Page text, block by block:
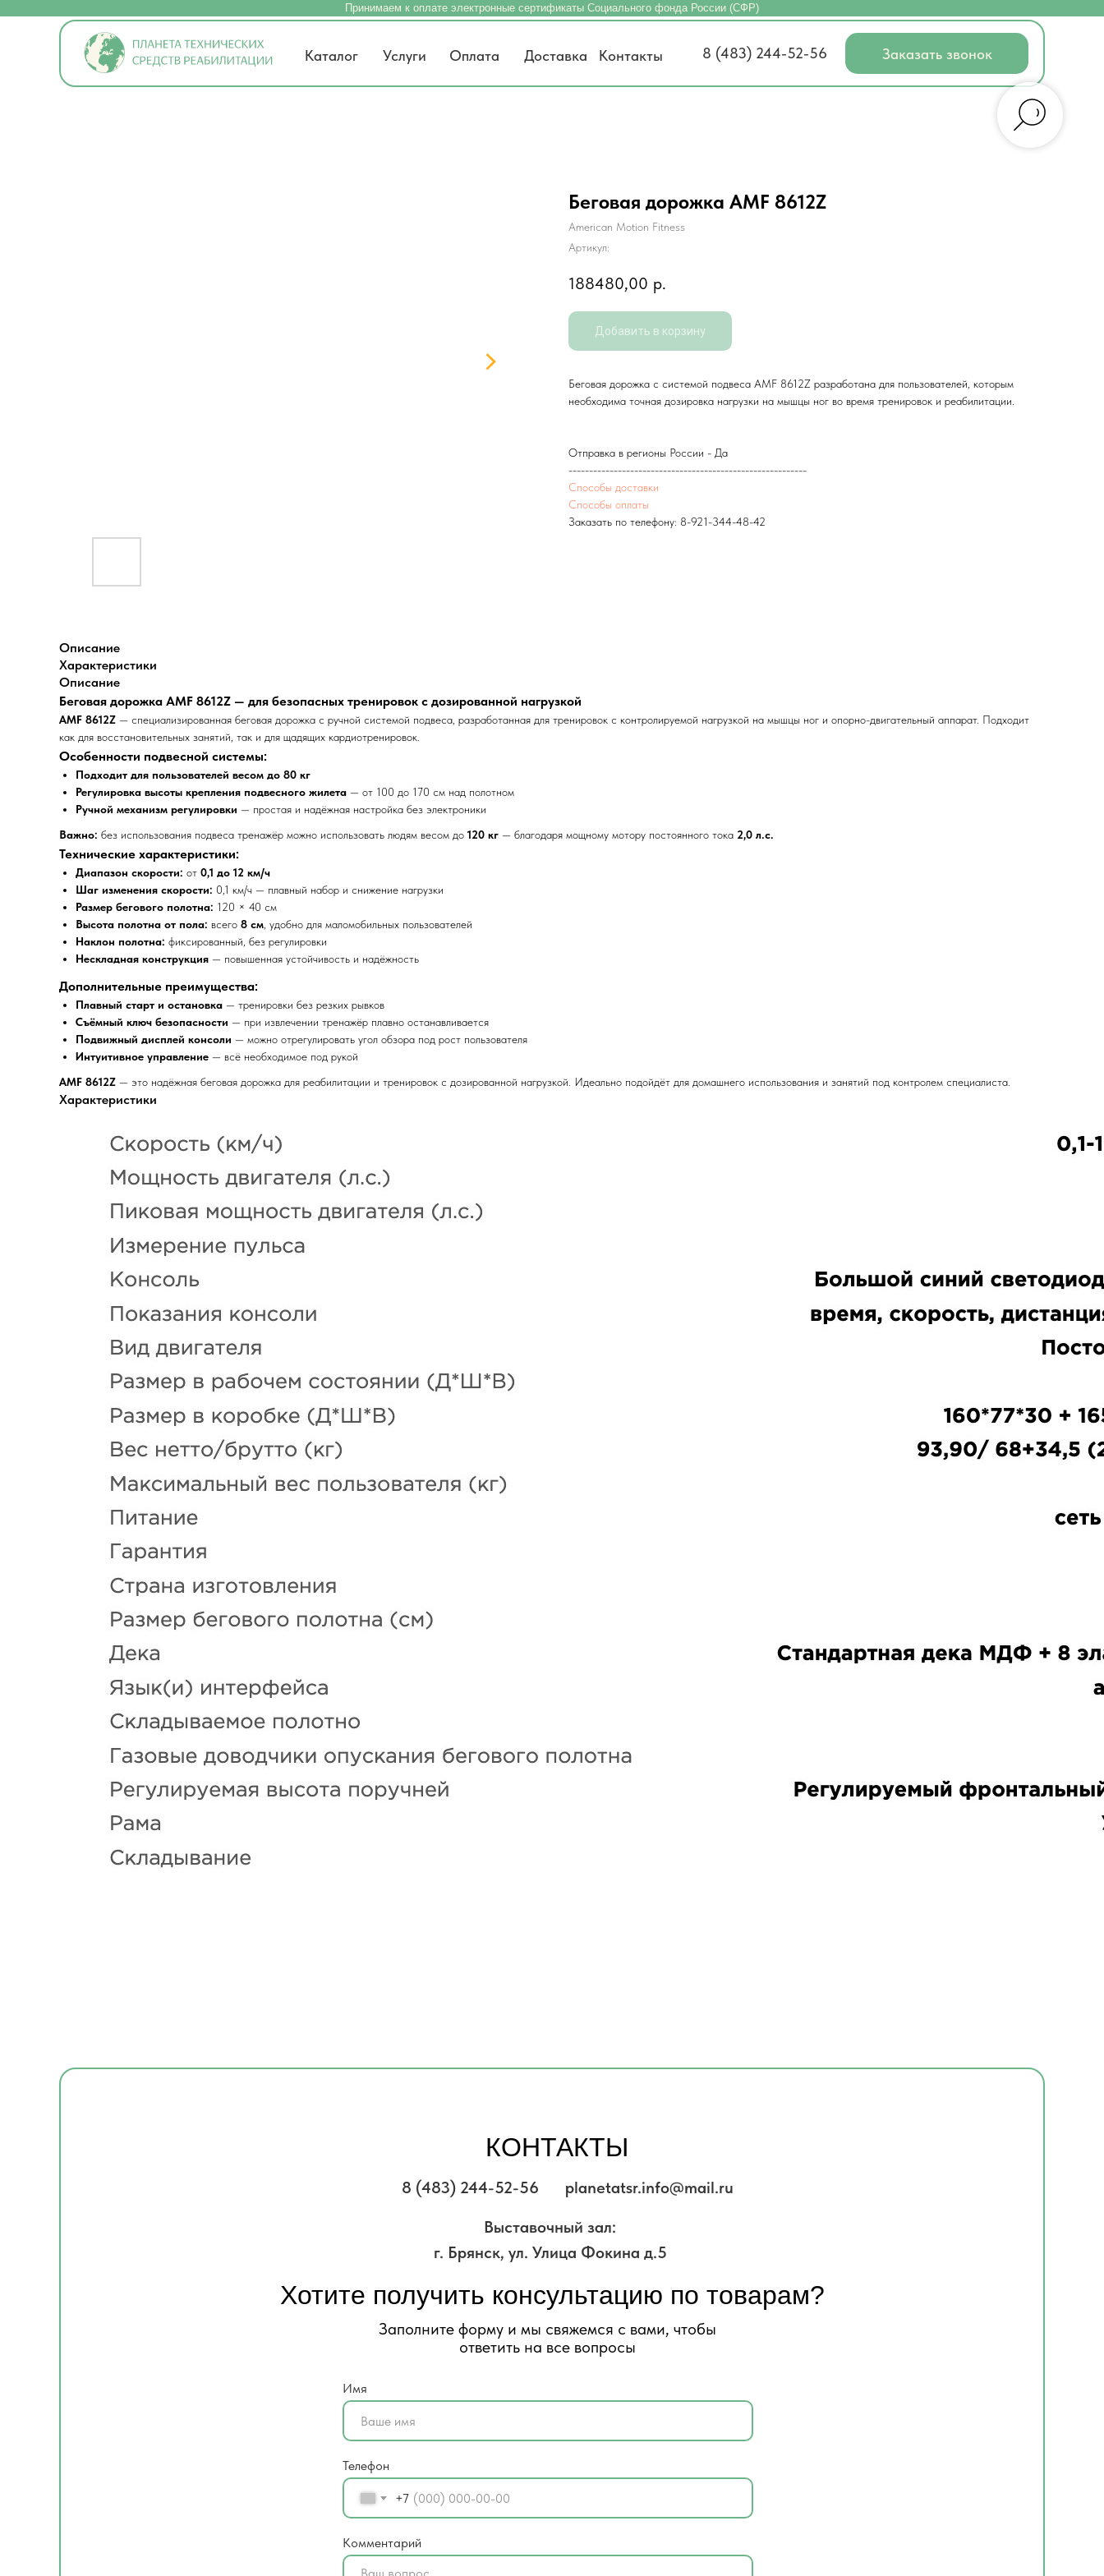
Принимаем к оплате электронные сертификаты Социального фонда России (СФР)
Заказать звонок
Доставка Контакты
Оплата
Услуги
Каталог 8 (483) 244-52-56
Беговая дорожка AMF 8612Z
American Motion Fitness
Артикул:
188480,00 р.
Добавить в корзину
Беговая дорожка с системой подвеса AMF 8612Z разработана для пользователей, которым
необходима точная дозировка нагрузки на мышцы ног во время тренировок и реабилитации.
Отправка в регионы России - Да
----------------------------------------------------------
Способы доставки
Способы оплаты
Заказать по телефону: 8-921-344-48-42
Описание
Характеристики
Описание
Беговая дорожка AMF 8612Z — для безопасных тренировок с дозированной нагрузкой
AMF 8612Z — специализированная беговая дорожка с ручной системой подвеса, разработанная для тренировок с контролируемой нагрузкой на мышцы ног и опорно-двигательный аппарат. Подходит
как для восстановительных занятий, так и для щадящих кардиотренировок.
Особенности подвесной системы:
Подходит для пользователей весом до 80 кг
Регулировка высоты крепления подвесного жилета — от 100 до 170 см над полотном
Ручной механизм регулировки — простая и надёжная настройка без электроники
Важно: без использования подвеса тренажёр можно использовать людям весом до 120 кг — благодаря мощному мотору постоянного тока 2,0 л.с.
Технические характеристики:
Диапазон скорости: от 0,1 до 12 км/ч
Шаг изменения скорости: 0,1 км/ч — плавный набор и снижение нагрузки
Размер бегового полотна: 120 × 40 см
Высота полотна от пола: всего 8 см , удобно для маломобильных пользователей
Наклон полотна: фиксированный, без регулировки
Нескладная конструкция — повышенная устойчивость и надёжность
Дополнительные преимущества:
Плавный старт и остановка — тренировки без резких рывков
Съёмный ключ безопасности — при извлечении тренажёр плавно останавливается
Подвижный дисплей консоли — можно отрегулировать угол обзора под рост пользователя
Интуитивное управление — всё необходимое под рукой
AMF 8612Z — это надёжная беговая дорожка для реабилитации и тренировок с дозированной нагрузкой. Идеально подойдёт для домашнего использования и занятий под контролем специалиста.
Характеристики
planetatsr.info@mail.ru
8 (483) 244-52-56
Выставочный зал:
г. Брянск, ул. Улица Фокина д.5
Имя
Телефон
+7
Комментарий
Заполните форму и мы свяжемся с вами, чтобы
ответить на все вопросы
КОНТАКТЫ
Хотите получить консультацию по товарам?